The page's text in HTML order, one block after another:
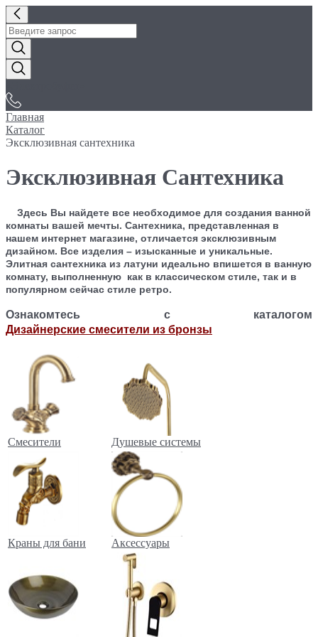
Главная
Каталог
Эксклюзивная сантехника
Эксклюзивная Сантехника
Здесь Вы найдете все необходимое для создания ванной
комнаты вашей мечты. Сантехника, представленная в
нашем интернет магазине, отличается эксклюзивным
дизайном. Все изделия – изысканные и уникальные.
Элитная сантехника из латуни идеально впишется в ванную
комнату, выполненную как в классическом стиле, так и в
популярном сейчас стиле ретро.
Ознакомтесь с каталогом
Дизайнерские смесители из бронзы
Смесители Душевые системы
Краны для бани Аксессуары